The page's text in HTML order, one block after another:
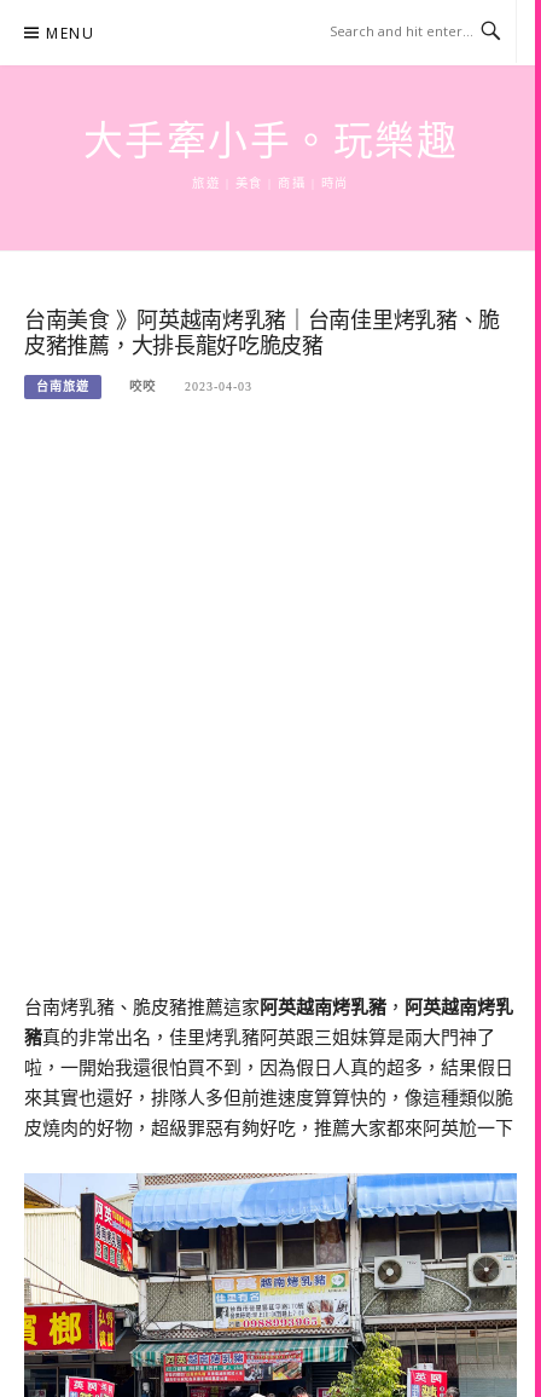
content
MENU
大手牽小手。玩樂趣
旅遊 | 美食 | 商攝 | 時尚
台南美食 》阿英越南烤乳豬｜台南佳里烤乳豬、脆
皮豬推薦，大排長龍好吃脆皮豬
台南旅遊 咬咬 2023-04-03
台南烤乳豬、脆皮豬推薦這家阿英越南烤乳豬 ， 阿英越南烤乳
豬真的非常出名，佳里烤乳豬阿英跟三姐妹算是兩大門神了
啦，一開始我還很怕買不到，因為假日人真的超多，結果假日
來其實也還好，排隊人多但前進速度算算快的，像這種類似脆
皮燒肉的好物，超級罪惡有夠好吃，推薦大家都來阿英尬一下